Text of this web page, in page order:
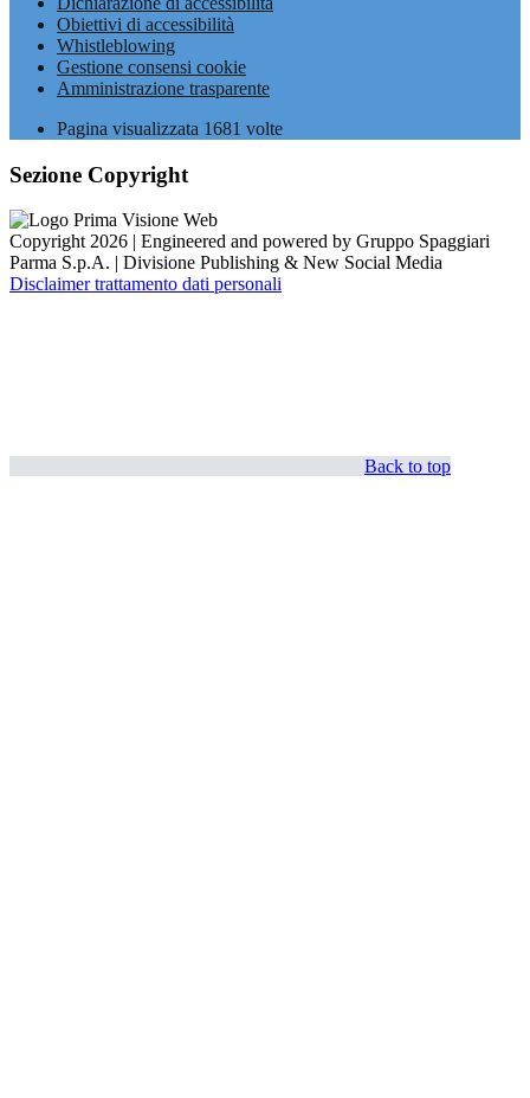
Obiettivi di accessibilità
Whistleblowing
Gestione consensi cookie
Amministrazione trasparente
Pagina visualizzata 1681 volte
Sezione Copyright
Copyright 2026 | Engineered and powered by Gruppo Spaggiari
Parma S.p.A. | Divisione Publishing & New Social Media
Disclaimer trattamento dati personali
Back to top